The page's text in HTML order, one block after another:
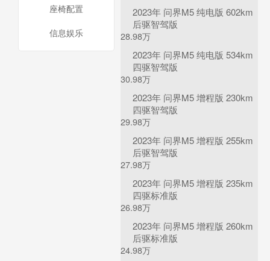
2023年 问界M5 纯电版 602km
后驱智驾版
28.98万
2023年 问界M5 纯电版 534km
四驱智驾版
30.98万
2023年 问界M5 增程版 230km
四驱智驾版
29.98万
2023年 问界M5 增程版 255km
后驱智驾版
27.98万
2023年 问界M5 增程版 235km
四驱标准版
26.98万
2023年 问界M5 增程版 260km
后驱标准版
24.98万
座椅配置
信息娱乐